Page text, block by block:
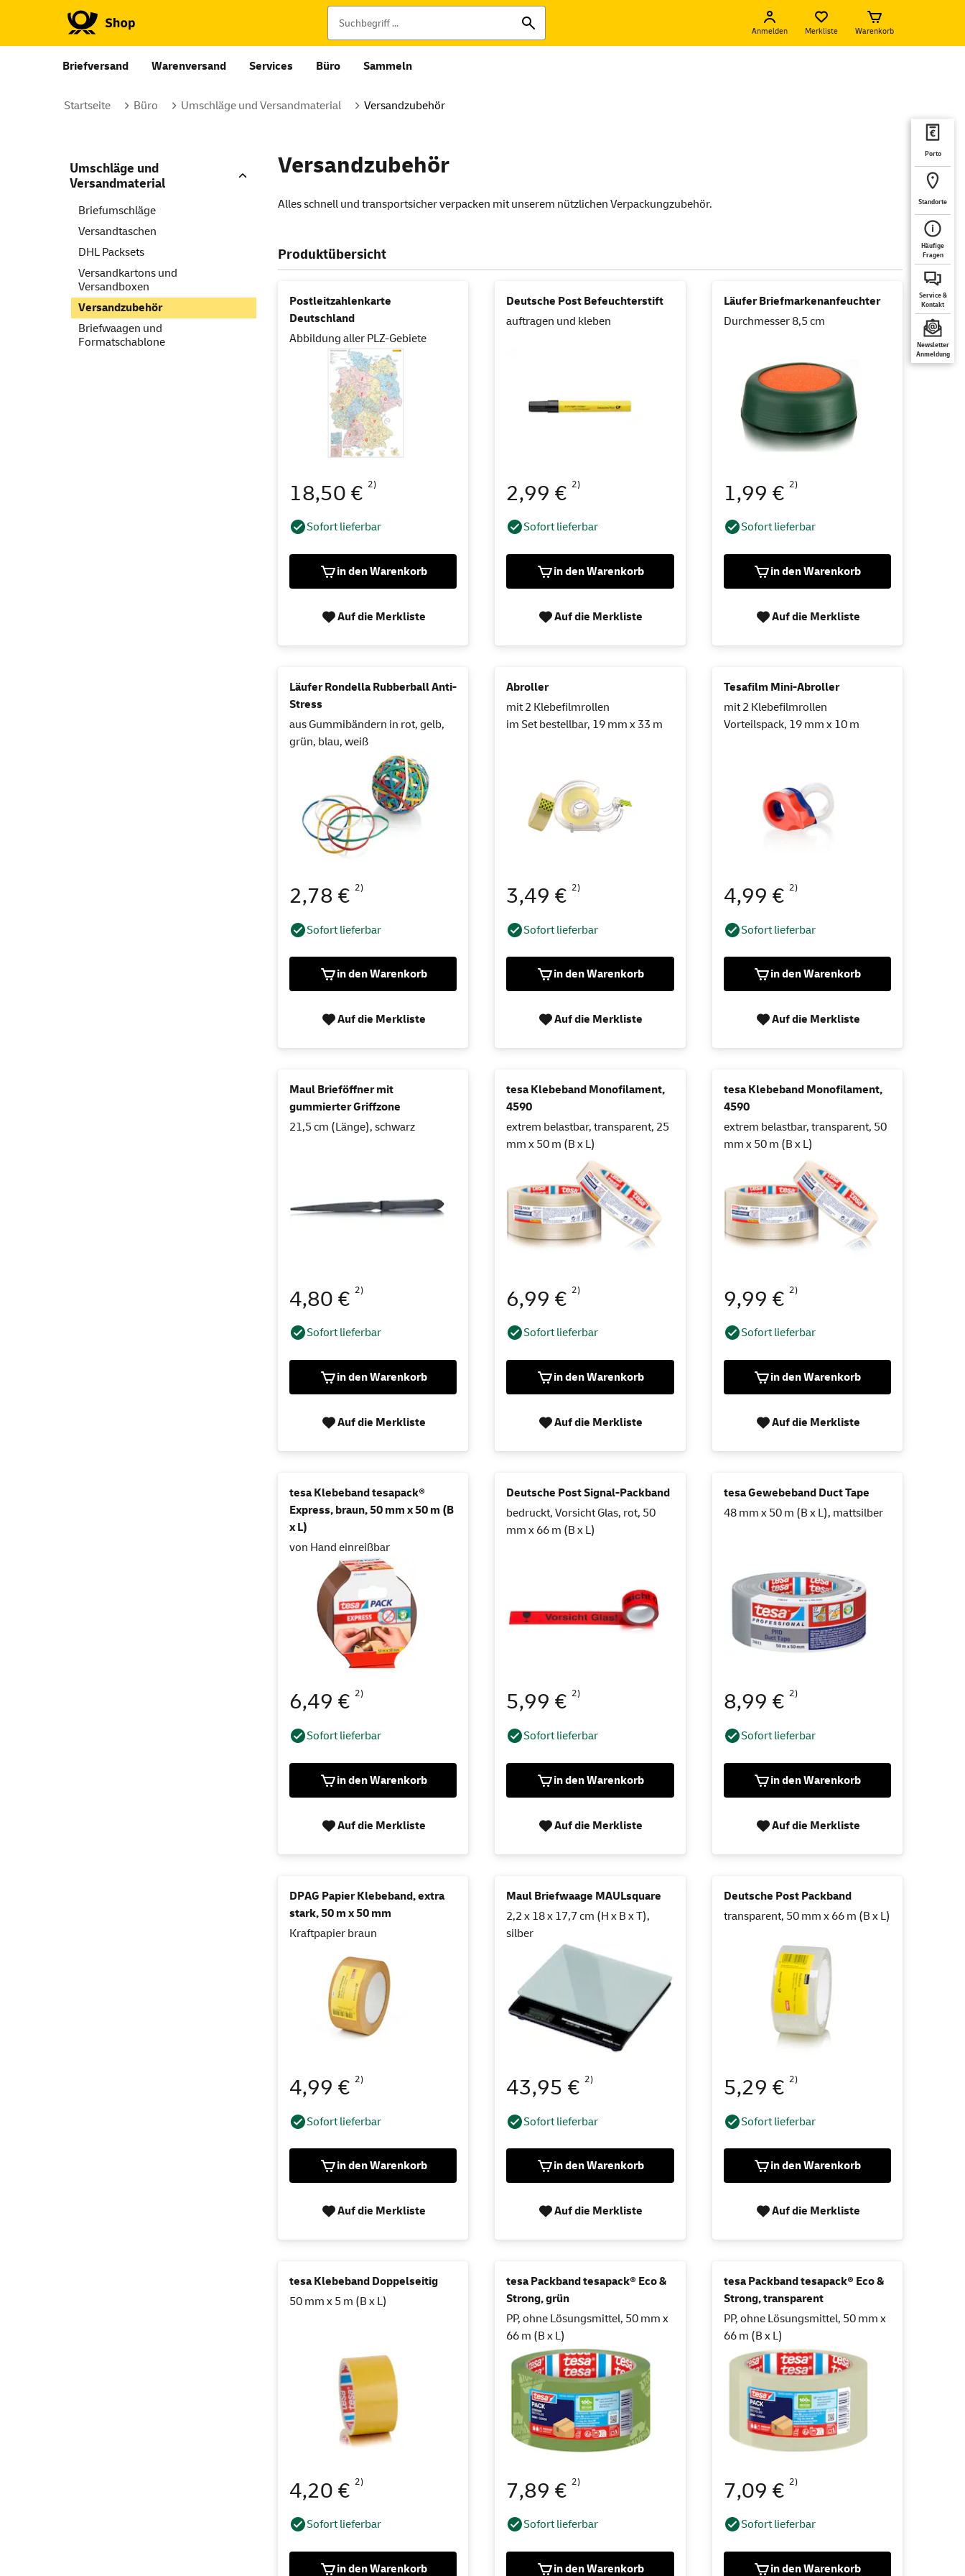
Anmelden Merkliste Warenkorb
Briefversand Warenversand Services Büro Sammeln
Porto
Standorte
Häufige
Fragen
Service &
Kontakt
Newsletter
Anmeldung
Startseite Büro Umschläge und Versandmaterial Versandzubehör
Umschläge und
Versandmaterial
Briefumschläge
Versandtaschen
DHL Packsets
Versandkartons und
Versandboxen
Versandzubehör
Briefwaagen und
Formatschablone
Versandzubehör
Alles schnell und transportsicher verpacken mit unserem nützlichen Verpackungzubehör.
Produktübersicht
Postleitzahlenkarte
Deutschland
Abbildung aller PLZ-Gebiete
18,50 € 2)
Sofort lieferbar
in den Warenkorb
Auf die Merkliste
Deutsche Post Befeuchterstift
auftragen und kleben
2,99 €2)
Sofort lieferbar
in den Warenkorb
Auf die Merkliste
Läufer Briefmarkenanfeuchter
Durchmesser 8,5 cm
1,99 € 2)
Sofort lieferbar
in den Warenkorb
Auf die Merkliste
Läufer Rondella Rubberball Anti-
Stress
aus Gummibändern in rot, gelb,
grün, blau, weiß
2,78 € 2)
Sofort lieferbar
in den Warenkorb
Auf die Merkliste
Abroller
mit 2 Klebefilmrollen
im Set bestellbar, 19 mm x 33 m
3,49 €2)
Sofort lieferbar
in den Warenkorb
Auf die Merkliste
Tesafilm Mini-Abroller
mit 2 Klebefilmrollen
Vorteilspack, 19 mm x 10 m
4,99 € 2)
Sofort lieferbar
in den Warenkorb
Auf die Merkliste
Maul Brieföffner mit
gummierter Griffzone
21,5 cm (Länge), schwarz
4,80 € 2)
Sofort lieferbar
in den Warenkorb
Auf die Merkliste
tesa Klebeband Monofilament,
4590
extrem belastbar, transparent, 25
mm x 50 m (B x L)
6,99 €2)
Sofort lieferbar
in den Warenkorb
Auf die Merkliste
tesa Klebeband Monofilament,
4590
extrem belastbar, transparent, 50
mm x 50 m (B x L)
9,99 € 2)
Sofort lieferbar
in den Warenkorb
Auf die Merkliste
tesa Klebeband tesapack®
Express, braun, 50 mm x 50 m (B
x L)
von Hand einreißbar
6,49 € 2)
Sofort lieferbar
in den Warenkorb
Auf die Merkliste
Deutsche Post Signal-Packband
bedruckt, Vorsicht Glas, rot, 50
mm x 66 m (B x L)
5,99 €2)
Sofort lieferbar
in den Warenkorb
Auf die Merkliste
tesa Gewebeband Duct Tape
48 mm x 50 m (B x L), mattsilber
8,99 € 2)
Sofort lieferbar
in den Warenkorb
Auf die Merkliste
DPAG Papier Klebeband, extra
stark, 50 m x 50 mm
Kraftpapier braun
4,99 € 2)
Sofort lieferbar
in den Warenkorb
Auf die Merkliste
Maul Briefwaage MAULsquare
2,2 x 18 x 17,7 cm (H x B x T),
silber
43,95 €2)
Sofort lieferbar
in den Warenkorb
Auf die Merkliste
Deutsche Post Packband
transparent, 50 mm x 66 m (B x L)
5,29 € 2)
Sofort lieferbar
in den Warenkorb
Auf die Merkliste
tesa Klebeband Doppelseitig
50 mm x 5 m (B x L)
4,20 € 2)
Sofort lieferbar
in den Warenkorb
tesa Packband tesapack® Eco &
Strong, grün
PP, ohne Lösungsmittel, 50 mm x
66 m (B x L)
7,89 €2)
Sofort lieferbar
in den Warenkorb
tesa Packband tesapack® Eco &
Strong, transparent
PP, ohne Lösungsmittel, 50 mm x
66 m (B x L)
7,09 € 2)
Sofort lieferbar
in den Warenkorb